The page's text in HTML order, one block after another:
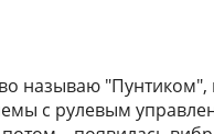
называю
с рулевым